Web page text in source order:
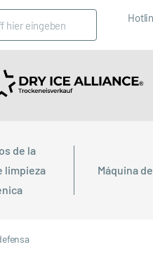
de la
limpieza
Máquina